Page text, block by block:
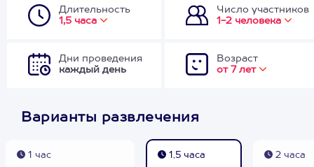
Длительность
1,5 часа
Число участников
1-2 человека
Дни проведения
каждый день
Возраст
от 7 лет
Варианты развлечения
1 час
1,5 часа
2 часа